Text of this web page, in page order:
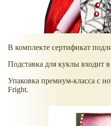
В комплекте сертификат
Подставка для куклы входит
Упаковка премиум-класса с
Fright.